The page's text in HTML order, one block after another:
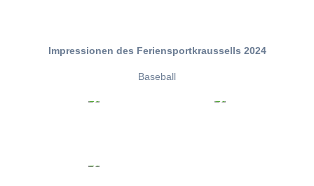
Impressionen des Feriensportkraussells 2024
Baseball